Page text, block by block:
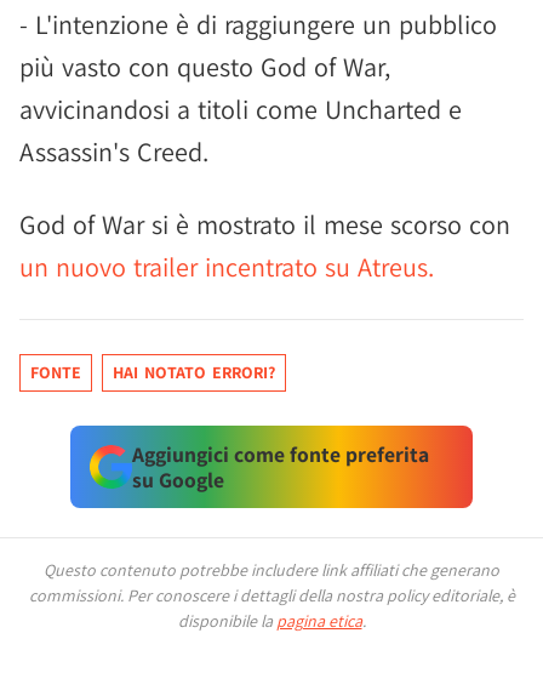
- L'intenzione è di raggiungere un pubblico
più vasto con questo God of War,
avvicinandosi a titoli come Uncharted e
Assassin's Creed.
God of War si è mostrato il mese scorso con
un nuovo trailer incentrato su Atreus.
FONTE HAI NOTATO ERRORI?
Aggiungici come fonte preferita
su Google
Questo contenuto potrebbe includere link affiliati che generano
commissioni. Per conoscere i dettagli della nostra policy editoriale, è
disponibile la pagina etica.